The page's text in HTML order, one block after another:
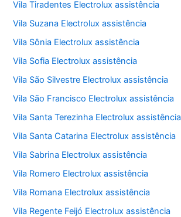
Vila Tiradentes Electrolux assistência
Vila Suzana Electrolux assistência
Vila Sônia Electrolux assistência
Vila Sofia Electrolux assistência
Vila São Silvestre Electrolux assistência
Vila São Francisco Electrolux assistência
Vila Santa Terezinha Electrolux assistência
Vila Santa Catarina Electrolux assistência
Vila Sabrina Electrolux assistência
Vila Romero Electrolux assistência
Vila Romana Electrolux assistência
Vila Regente Feijó Electrolux assistência